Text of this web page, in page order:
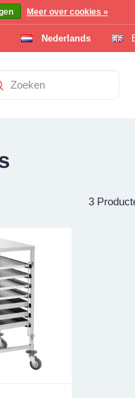
Nederlands
3
Meer over cookies »